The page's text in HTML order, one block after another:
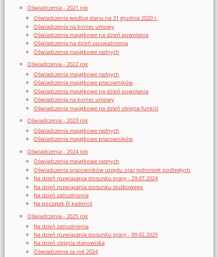
Oświadczenia - 2021 rok
Oświadczenia według stanu na 31 grudnia 2020 r.
Oświadczenia na koniec umowy
Oświadczenia majątkowe na dzień powołania
Oświadczenia na dzień upoważnienia
Oświadczenia majątkowe radnych
Oświadczenia - 2022 rok
Oświadczenia majątkowe radnych
Oświadczenia majątkowe pracowników
Oświadczenia majątkowe na dzień powołania
Oświadczenia na koniec umowy
Oświadczenia majątkowe na dzień objęcia funkcji
Oświadczenia - 2023 rok
Oświadczenia majątkowe radnych
Oświadczenia majątkowe pracowników
Oświadczenia - 2024 rok
Oświadczenia majątkowe radnych
Oświadczenia pracowników urzędu oraz jednostek podległych
Na dzień rozwiązania stosunku pracy - 29.07.2024
Na dzień rozwiązania stosunku służbowego
Na dzień zatrudnienia
Na początek IX kadencji
Oświadczenia - 2025 rok
Na dzień zatrudnienia
Na dzień rozwiązania stosunku pracy - 09.02.2025
Na dzień objęcia stanowiska
Oświadczenia za rok 2024